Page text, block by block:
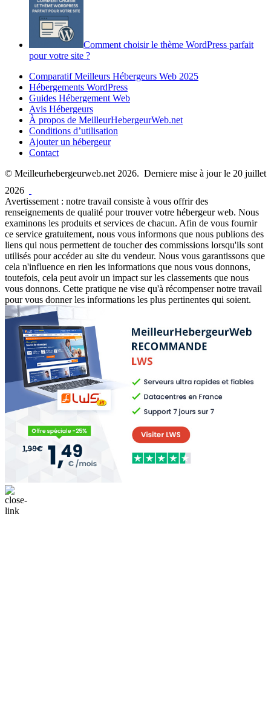
Comment choisir le thème WordPress parfait
pour votre site ?
Comparatif Meilleurs Hébergeurs Web 2025
Hébergements WordPress
Guides Hébergement Web
Avis Hébergeurs
À propos de MeilleurHebergeurWeb.net
Conditions d’utilisation
Ajouter un hébergeur
Contact
© Meilleurhebergeurweb.net 2026. Derniere mise à jour le 20 juillet
2026
Avertissement : notre travail consiste à vous offrir des
renseignements de qualité pour trouver votre hébergeur web. Nous
examinons les produits et services de chacun. Afin de vous fournir
ce service gratuitement, nous vous informons que nous publions des
liens qui nous permettent de toucher des commissions lorsqu'ils sont
utilisés pour accéder au site du vendeur. Nous vous garantissons que
cela n'influence en rien les informations que nous vous donnons,
toutefois, cela peut avoir un impact sur les classements que nous
vous donnons. Cette pratique ne vise qu'à récompenser notre travail
pour vous donner les informations les plus pertinentes qui soient.